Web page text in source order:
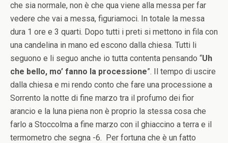
che sia normale, non è che qua viene alla messa per far
vedere che vai a messa, figuriamoci. In totale la messa
dura 1 ore e 3 quarti. Dopo tutti i preti si mettono in fila con
una candelina in mano ed escono dalla chiesa. Tutti li
seguono e li seguo anche io tutta contenta pensando “Uh
che bello, mo’ fanno la processione”. Il tempo di uscire
dalla chiesa e mi rendo conto che fare una processione a
Sorrento la notte di fine marzo tra il profumo dei fior
arancio e la luna piena non è proprio la stessa cosa che
farlo a Stoccolma a fine marzo con il ghiaccino a terra e il
termometro che segna -6. Per fortuna che è un fatto